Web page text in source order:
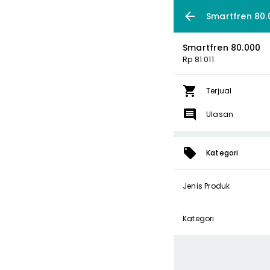
Smartfren
Smartfren 80.000
Rp 81.011
Terjual
Ulasan
Kategori
Jenis Produk
Kategori